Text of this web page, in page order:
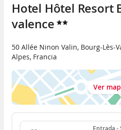
Hotel Hôtel Resort
valence
50 Allée Ninon Valin, Bourg-Lès-
Alpes, Francia
Ver
Entrada - Salida Entrada -
Ocupación: 2 personas, 1